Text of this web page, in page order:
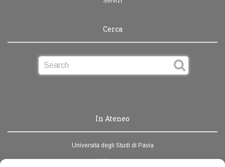
Cerca
In Ateneo
Università degli Studi di Pavia
Unipv.news